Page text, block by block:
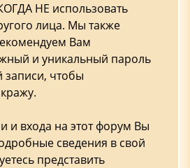
НЕ использовать
лица. Мы также
Вам
и уникальный пароль
записи, чтобы
и входа на этот форум Вы
сведения в свой
представить